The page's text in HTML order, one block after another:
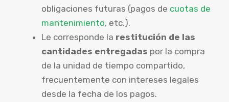
obligaciones futuras (pagos de cuotas de
mantenimiento, etc.).
Le corresponde la restitución de las
cantidades entregadas por la compra
de la unidad de tiempo compartido,
frecuentemente con intereses legales
desde la fecha de los pagos.